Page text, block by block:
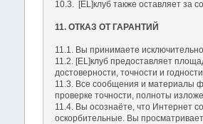
10.3. [EL]клуб также оставляет за
11. ОТКАЗ ОТ ГАРАНТИЙ
11.1. Вы принимаете
11.2. [EL]клуб предоставляет
достоверности, точности и
11.3. Все сообщения и материалы
проверке точности, полноты
11.4. Вы осознаёте, что Интернет
оскорбительные. Вы